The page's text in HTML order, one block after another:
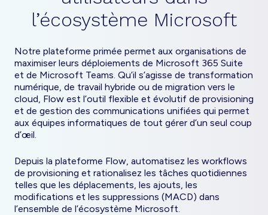
l’écosystème Microsoft
Notre plateforme primée permet aux organisations de
maximiser leurs déploiements de Microsoft 365 Suite
et de Microsoft Teams. Qu’il s’agisse de transformation
numérique, de travail hybride ou de migration vers le
cloud, Flow est l’outil flexible et évolutif de provisioning
et de gestion des communications unifiées qui permet
aux équipes informatiques de tout gérer d’un seul coup
d’œil.
Depuis la plateforme Flow, automatisez les workflows
de provisioning et rationalisez les tâches quotidiennes
telles que les déplacements, les ajouts, les
modifications et les suppressions (MACD) dans
l’ensemble de l’écosystème Microsoft.